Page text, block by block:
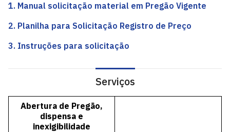
1. Manual solicitação material em Pregão Vigente
2. Planilha para Solicitação Registro de Preço
3. Instruções para solicitação
Serviços
Abertura de Pregão,
dispensa e
inexigibilidade